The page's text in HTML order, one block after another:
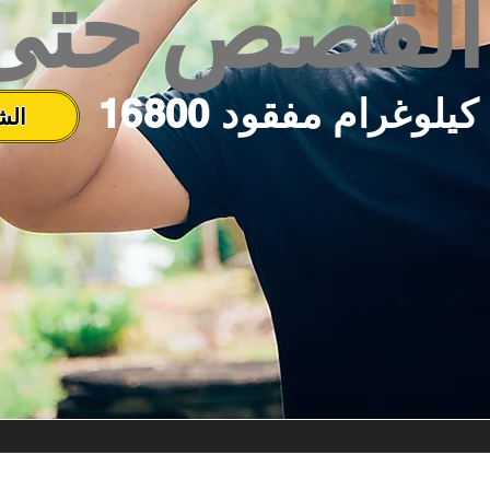
القصص
16800 كيلوغرام مفقود